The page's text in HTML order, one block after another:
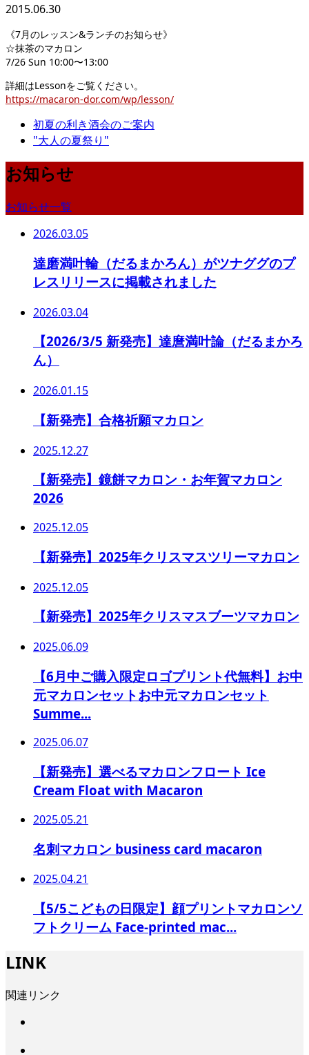
2015.06.30
《7月のレッスン&ランチのお知らせ》
☆抹茶のマカロン
7/26 Sun 10:00〜13:00
詳細はLessonをご覧ください。
https://macaron-dor.com/wp/lesson/
初夏の利き酒会のご案内
"大人の夏祭り"
お知らせ
お知らせ一覧
2026.03.05
達磨満叶輪（だるまかろん）がツナググのプ
レスリリースに掲載されました
2026.03.04
【2026/3/5 新発売】達麿満叶論（だるまかろ
ん）
2026.01.15
【新発売】合格祈願マカロン
2025.12.27
【新発売】鏡餅マカロン・お年賀マカロン
2026
2025.12.05
【新発売】2025年クリスマスツリーマカロン
2025.12.05
【新発売】2025年クリスマスブーツマカロン
2025.06.09
【6月中ご購入限定ロゴプリント代無料】お中
元マカロンセットお中元マカロンセット
Summe...
2025.06.07
【新発売】選べるマカロンフロート Ice
Cream Float with Macaron
2025.05.21
名刺マカロン business card macaron
2025.04.21
【5/5こどもの日限定】顔プリントマカロンソ
フトクリーム Face-printed mac...
LINK
関連リンク